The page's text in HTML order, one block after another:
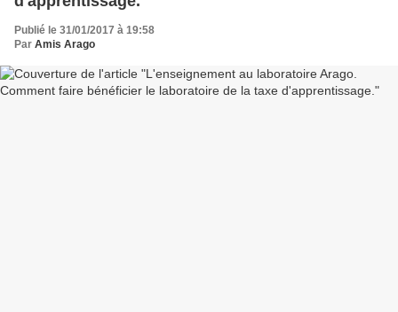
Publié le 31/01/2017 à 19:58
Par Amis Arago